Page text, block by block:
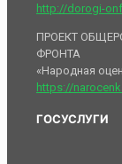
http://dorogi-
ПРОЕКТ
ФРОНТА
«Народная
https://
ГОСУСЛУГИ